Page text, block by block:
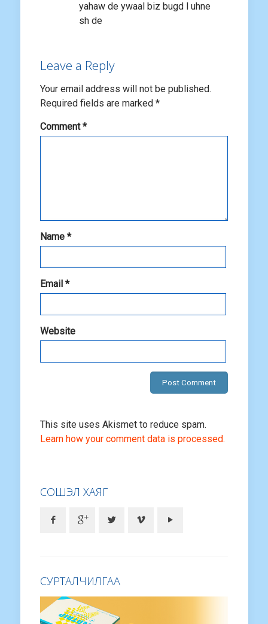
yahaw de ywaal biz bugd l uhne
sh de
Leave a Reply
Your email address will not be published.
Required fields are marked *
Comment*
Name *
Email *
Website
This site uses Akismet to reduce spam.
Learn how your comment data is processed.
СОШЭЛ ХАЯГ
СУРТАЛЧИЛГАА